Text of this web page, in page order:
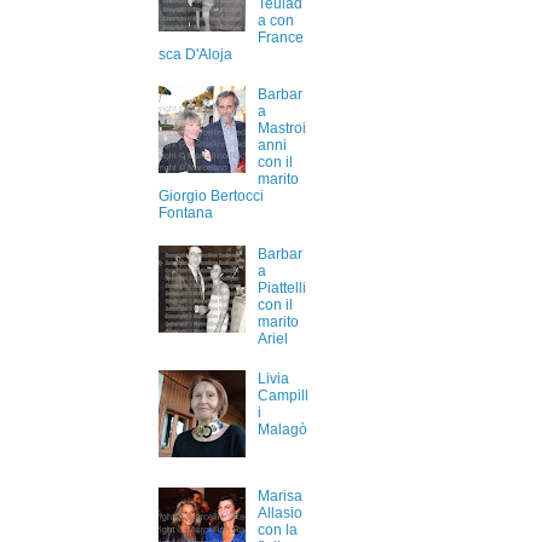
Teulad
a con
France
sca D'Aloja
Barbar
a
Mastroi
anni
con il
marito
Giorgio Bertocci
Fontana
Barbar
a
Piattelli
con il
marito
Ariel
Livia
Campill
i
Malagò
Marisa
Allasio
con la